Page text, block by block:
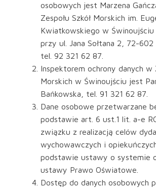
osobowych jest Marzena
Zespołu Szkół Morskich im.
Kwiatkowskiego w Świnoujściu
przy ul. Jana Sołtana 2, 72-602
tel. 92 321 62 87.
Inspektorem ochrony danych w
Morskich w Świnoujściu jest
Bańkowska, tel. 91 321 62 87.
Dane osobowe przetwarzane
podstawie art. 6 ust.1 lit. a-e
związku z realizacją celów
wychowawczych i
podstawie ustawy o systemie
ustawy Prawo Oświatowe.
Dostęp do danych osobowych